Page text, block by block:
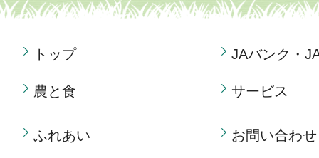
トップ
農と食
JAバンク・
サービス
ふれあい お問い合わせ